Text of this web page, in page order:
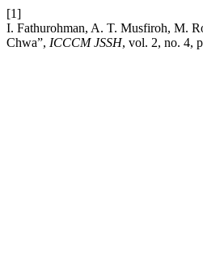
[1]
I. Fathurohman, A. T. Musfiroh, M.
Chwa”, ICCCM JSSH, vol. 2, no. 4,